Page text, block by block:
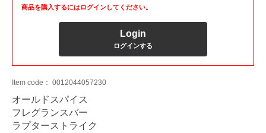
商品を購入するにはログインしてください。
Login
ログインする
Item code： 0012044057230
オールドスパイス
フレグランスバー
ラプターストライク